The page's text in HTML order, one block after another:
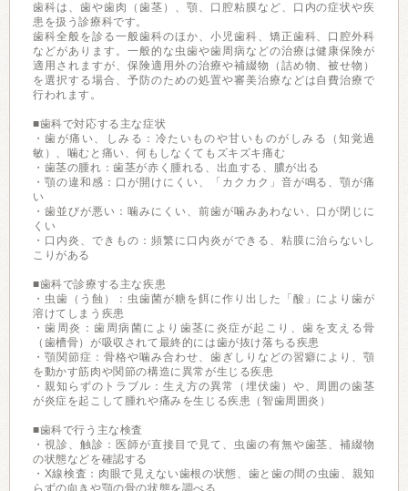
歯科は、歯や歯肉（歯茎）、顎、口腔粘膜など、口内の症状や疾
患を扱う診療科です。
歯科全般を診る一般歯科のほか、小児歯科、矯正歯科、口腔外科
などがあります。一般的な虫歯や歯周病などの治療は健康保険が
適用されますが、保険適用外の治療や補綴物（詰め物、被せ物）
を選択する場合、予防のための処置や審美治療などは自費治療で
行われます。
■歯科で対応する主な症状
・歯が痛い、しみる：冷たいものや甘いものがしみる（知覚過
敏）、噛むと痛い、何もしなくてもズキズキ痛む
・歯茎の腫れ：歯茎が赤く腫れる、出血する、膿が出る
・顎の違和感：口が開けにくい、「カクカク」音が鳴る、顎が痛
い
・歯並びが悪い：噛みにくい、前歯が噛みあわない、口が閉じに
くい
・口内炎、できもの：頻繁に口内炎ができる、粘膜に治らないし
こりがある
■歯科で診療する主な疾患
・虫歯（う蝕）：虫歯菌が糖を餌に作り出した「酸」により歯が
溶けてしまう疾患
・歯周炎：歯周病菌により歯茎に炎症が起こり、歯を支える骨
（歯槽骨）が吸収されて最終的には歯が抜け落ちる疾患
・顎関節症：骨格や噛み合わせ、歯ぎしりなどの習癖により、顎
を動かす筋肉や関節の構造に異常が生じる疾患
・親知らずのトラブル：生え方の異常（埋伏歯）や、周囲の歯茎
が炎症を起こして腫れや痛みを生じる疾患（智歯周囲炎）
■歯科で行う主な検査
・視診、触診：医師が直接目で見て、虫歯の有無や歯茎、補綴物
の状態などを確認する
・X線検査：肉眼で見えない歯根の状態、歯と歯の間の虫歯、親知
らずの向きや顎の骨の状態を調べる